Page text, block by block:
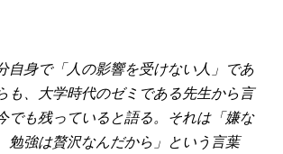
自身で「人の影響を受けない人」であ
も、大学時代のゼミである先生から言
でも残っていると語る。それは「嫌な
勉強は贅沢なんだから」という言葉